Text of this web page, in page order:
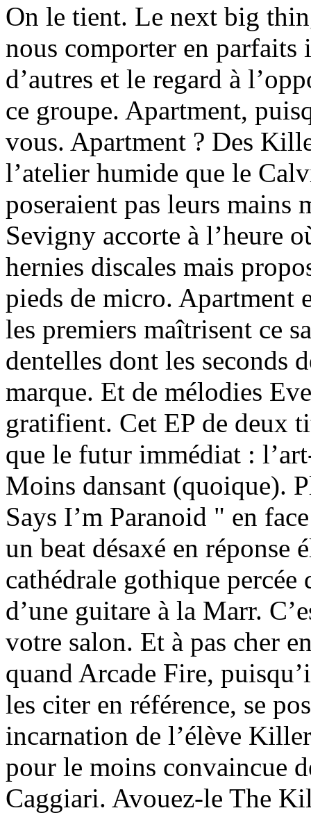
On le tient. Le next big
nous comporter en
d’autres et le regard à
ce groupe. Apartment,
vous. Apartment ? Des
l’atelier humide que le
poseraient pas leurs mains
Sevigny accorte à l’heure
hernies discales mais
pieds de micro. Apartment
les premiers maîtrisent ce
dentelles dont les seconds
marque. Et de mélodies
gratifient. Cet EP de deux
que le futur immédiat :
Moins dansant (quoique).
Says I’m Paranoid " en
un beat désaxé en réponse
cathédrale gothique
d’une guitare à la Marr.
votre salon. Et à pas cher
quand Arcade Fire,
les citer en référence, se
incarnation de l’élève
pour le moins convaincue
Caggiari. Avouez-le The